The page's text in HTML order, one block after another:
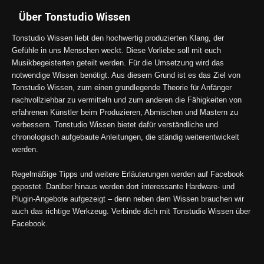
Über Tonstudio Wissen
Tonstudio Wissen liebt den hochwertig produzierten Klang, der
Gefühle in uns Menschen weckt. Diese Vorliebe soll mit euch
Musikbegeisterten geteilt werden. Für die Umsetzung wird das
notwendige Wissen benötigt. Aus diesem Grund ist es das Ziel von
Tonstudio Wissen, zum einen grundlegende Theorie für Anfänger
nachvollziehbar zu vermitteln und zum anderen die Fähigkeiten von
erfahrenen Künstler beim Produzieren, Abmischen und Mastern zu
verbessern. Tonstudio Wissen bietet dafür verständliche und
chronologisch aufgebaute Anleitungen, die ständig weiterentwickelt
werden.
Regelmäßige Tipps und weitere Erläuterungen werden auf Facebook
gepostet. Darüber hinaus werden dort interessante Hardware- und
Plugin-Angebote aufgezeigt – denn neben dem Wissen brauchen wir
auch das richtige Werkzeug. Verbinde dich mit Tonstudio Wissen über
Facebook.